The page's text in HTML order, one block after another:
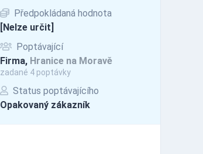
Předpokládaná hodnota
[Nelze určit]
Poptávající
Firma, Hranice na Moravě
zadané 4 poptávky
Status poptávajícího
Opakovaný zákazník